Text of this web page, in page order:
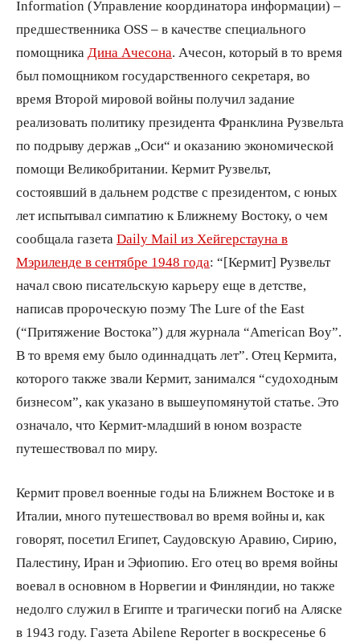
Information (Управление координатора информации) –
предшественника OSS – в качестве специального
помощника Дина Ачесона . Ачесон, который в то время
был помощником государственного секретаря, во
время Второй мировой войны получил задание
реализовать политику президента Франклина Рузвельта
по подрыву держав „Оси“ и оказанию экономической
помощи Великобритании. Кермит Рузвельт,
состоявший в дальнем родстве с президентом, с юных
лет испытывал симпатию к Ближнему Востоку, о чем
сообщала газета Daily Mail из Хейгерстауна в
Мэриленде в сентябре 1948 года: “[Кермит] Рузвельт
начал свою писательскую карьеру еще в детстве,
написав пророческую поэму The Lure of the East
(“Притяжение Востока”) для журнала “American Boy”.
В то время ему было одиннадцать лет”. Отец Кермита,
которого также звали Кермит, занимался “судоходным
бизнесом”, как указано в вышеупомянутой статье. Это
означало, что Кермит-младший в юном возрасте
путешествовал по миру.
Кермит провел военные годы на Ближнем Востоке и в
Италии, много путешествовал во время войны и, как
говорят, посетил Египет, Саудовскую Аравию, Сирию,
Палестину, Иран и Эфиопию. Его отец во время войны
воевал в основном в Норвегии и Финляндии, но также
недолго служил в Египте и трагически погиб на Аляске
в 1943 году. Газета Abilene Reporter в воскресенье 6